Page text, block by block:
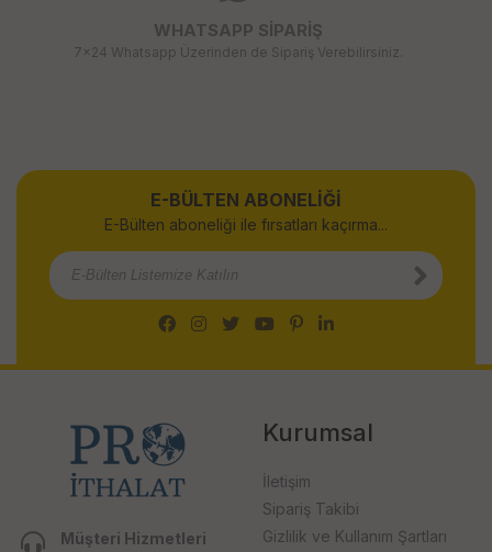
WHATSAPP SİPARİŞ
7x24 Whatsapp Üzerinden de Sipariş Verebilirsiniz.
E-BÜLTEN ABONELİĞİ
E-Bülten aboneliği ile fırsatları kaçırma...
Müşteri Hizmetleri
Kurumsal
İletişim
Sipariş Takibi
Gizlilik ve Kullanım Şartları